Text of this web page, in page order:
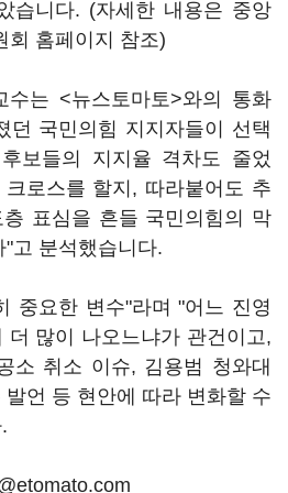
습니다. (자세한 내용은 중앙
회 홈페이지 참조)
수는 <뉴스토마토>와의 통화
던 국민의힘 지지자들이 선택
보들의 지지율 격차도 줄었
로스를 할지, 따라붙어도 추
표심을 흔들 국민의힘의 막
고 분석했습니다.
중요한 변수"라며 "어느 진영
더 많이 나오느냐가 관건이고,
소 취소 이슈, 김용범 청와대
언 등 현안에 따라 변화할 수